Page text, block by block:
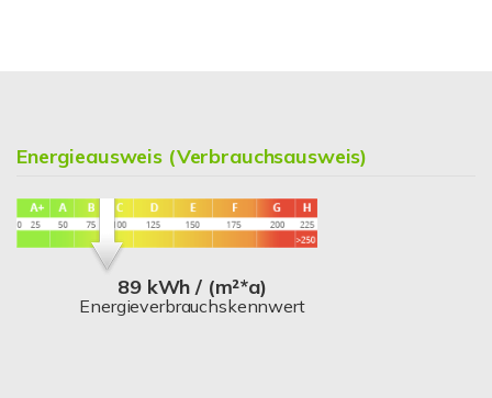
Energieausweis (Verbrauchsausweis)
89 kWh / (m²*a)
Energieverbrauchskennwert